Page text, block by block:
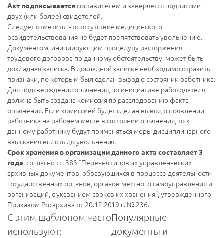
Акт подписываетсясоставителем и заверяется подписями
двух (или более) свидетелей.
Следует отметить, что отсутствие медицинского
освидетельствования не будет препятствовать увольнению.
Документом, инициирующим процедуру расторжения
трудового договора по данному обстоятельству, может быть
докладная записка. В докладной записке необходимо отразить
признаки, по которым был сделан вывод о состоянии работника.
Для подтверждения опьянения, по инициативе работодателя,
должна быть создана комиссия по расследованию факта
опьянения. Если комиссией будет сделан вывод о появлении
работника на рабочем месте в состоянии опьянения, то к
данному работнику будут применяться меры дисциплинарного
взыскания вплоть до увольнения.
Срок хранения в организации данного акта составляет 3
года, согласно ст. 383 "Перечня типовых управленческих
архивных документов, образующихся в процессе деятельности
государственных органов, органов местного самоуправления и
организаций, с указанием сроков их хранения", утвержденного
Приказом Росархива от 20.12.2019 г. № 236.
С этим шаблоном часто
используют:
Популярные
документы и